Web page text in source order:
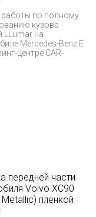
по полному
кузова
LLumar на
Mercedes-Benz E
центре CAR-
передней части
Volvo XC90
пленкой